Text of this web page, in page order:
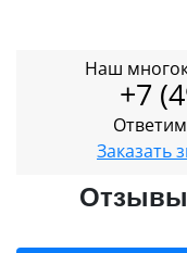
Наш
+7
Заказать
Отзывы